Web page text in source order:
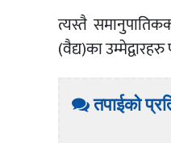
त्यस्तै
(वैद्य)का
तपाईको